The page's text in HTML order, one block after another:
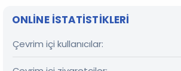
ONLINE ISTATISTIKLERI
Çevrim içi kullanıcılar